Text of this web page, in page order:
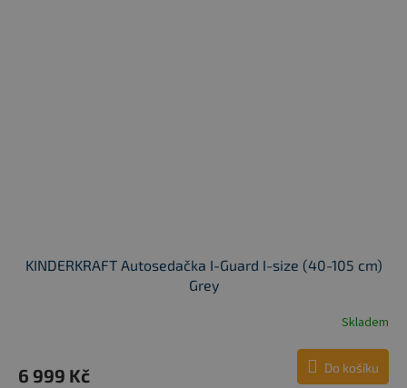
KINDERKRAFT Autosedačka I-Guard I-size (40-105 cm)
Grey
Skladem
6 999 Kč Do košíku